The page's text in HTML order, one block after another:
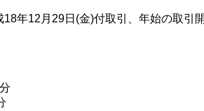
年12月29日(金)付取引、年始の取引